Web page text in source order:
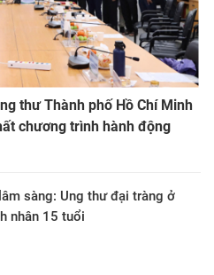
thư Thành phố Hồ Chí Minh
chương trình hành động
sàng: Ung thư đại tràng ở
nhân 15 tuổi